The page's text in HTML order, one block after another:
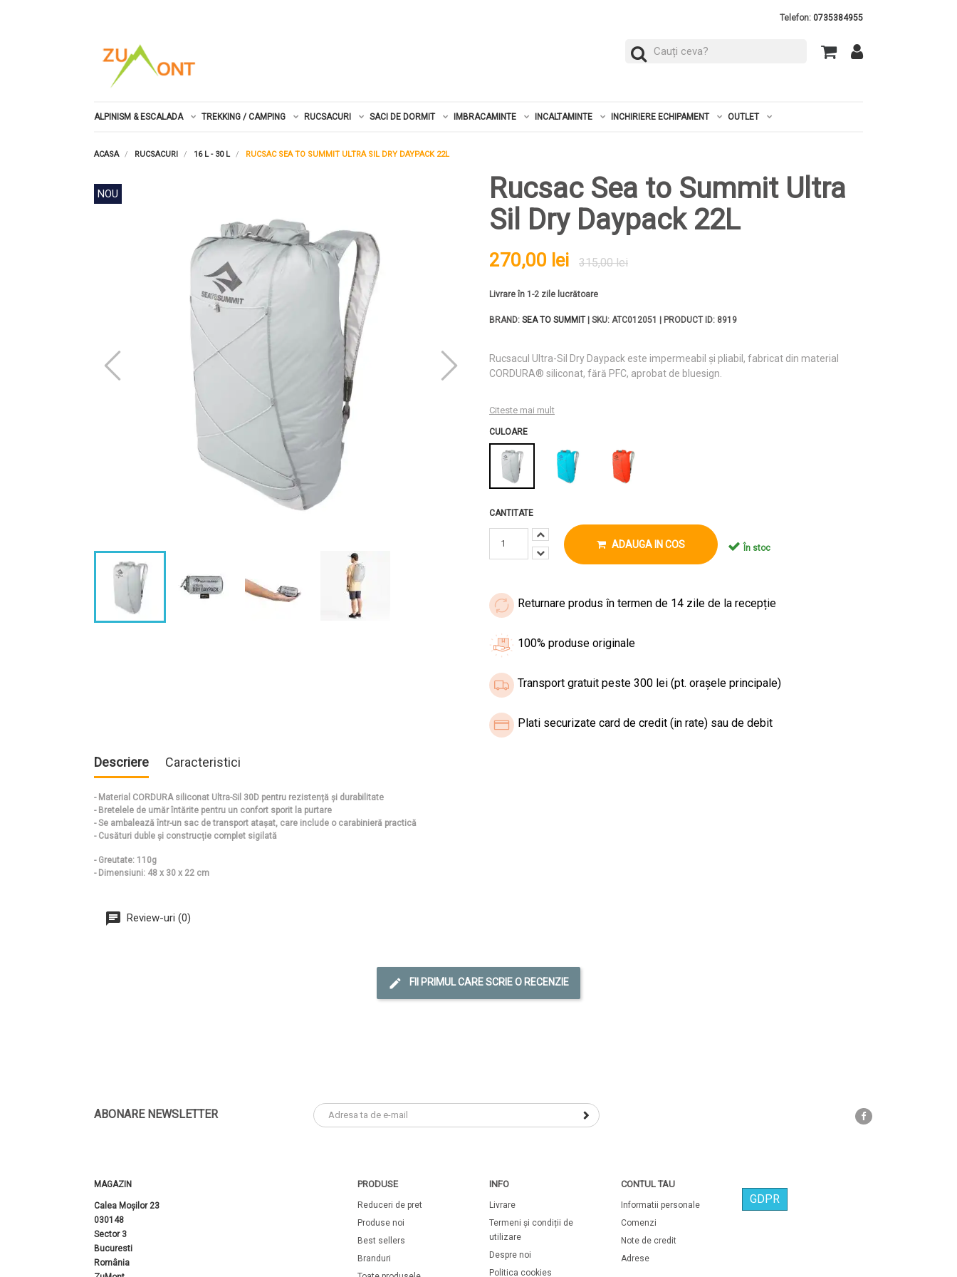
Telefon: 0735384955
ALPINISM & ESCALADA TREKKING / CAMPING RUCSACURI SACI DE DORMIT IMBRACAMINTE INCALTAMINTE INCHIRIERE ECHIPAMENT OUTLET
ACASA RUCSACURI 16 L - 30 L RUCSAC SEA TO SUMMIT ULTRA SIL DRY DAYPACK 22L
NOU
Rucsac Sea to Summit Ultra
Sil Dry Daypack 22L
270,00 lei 315,00 lei
Livrare în 1-2 zile lucrătoare
BRAND: SEA TO SUMMIT| SKU: ATC012051 | PRODUCT ID: 8919
Rucsacul Ultra-Sil Dry Daypack este impermeabil și pliabil, fabricat din material
CORDURA® siliconat, fără PFC, aprobat de bluesign.
Citeste mai mult
CULOARE
CANTITATE
ADAUGA IN COS În stoc
Returnare produs în termen de 14 zile de la recepție
100% produse originale
Transport gratuit peste 300 lei (pt. orașele principale)
Plati securizate card de credit (in rate) sau de debit
Descriere Caracteristici
- Material CORDURA siliconat Ultra-Sil 30D pentru rezistență și durabilitate
- Bretelele de umăr întărite pentru un confort sporit la purtare
- Se ambalează într-un sac de transport atașat, care include o carabinieră practică
- Cusături duble și construcție complet sigilată
- Greutate: 110g
- Dimensiuni: 48 x 30 x 22 cm
Review-uri (0)
FII PRIMUL CARE SCRIE O RECENZIE
ABONARE NEWSLETTER Facebook
MAGAZIN
Calea Moșilor 23
030148
Sector 3
Bucuresti
România
PRODUSE
Reduceri de pret
Produse noi
Best sellers
Branduri
INFO
Livrare
Termeni și condiții de
utilizare
Despre noi
Politica cookies
CONTUL TAU
Informatii personale
Comenzi
Note de credit
Adrese
GDPR